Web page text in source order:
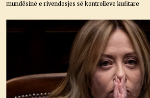
mundësinë e rivendosjes së kontrolleve kufitare